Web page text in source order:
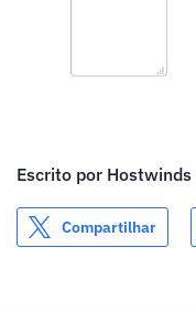
Escrito por Hostwinds
Compartilhar